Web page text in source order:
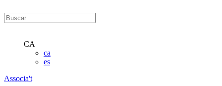
CA
ca
es
Associa't